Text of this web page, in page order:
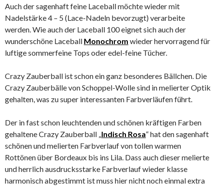
Auch der sagenhaft feine Laceball möchte wieder mit
Nadelstärke 4 – 5 (Lace-Nadeln bevorzugt) verarbeite
werden. Wie auch der Laceball 100 eignet sich auch der
wunderschöne Laceball Monochrom wieder hervorragend für
luftige sommerfeine Tops oder edel-feine Tücher.
Crazy Zauberball ist schon ein ganz besonderes Bällchen. Die
Crazy Zauberbälle von Schoppel-Wolle sind in melierter Optik
gehalten, was zu super interessanten Farbverläufen führt.
Der in fast schon leuchtenden und schönen kräftigen Farben
gehaltene Crazy Zauberball „Indisch Rosa“ hat den sagenhaft
schönen und melierten Farbverlauf von tollen warmen
Rottönen über Bordeaux bis ins Lila. Dass auch dieser melierte
und herrlich ausdrucksstarke Farbverlauf wieder klasse
harmonisch abgestimmt ist muss hier nicht noch einmal extra